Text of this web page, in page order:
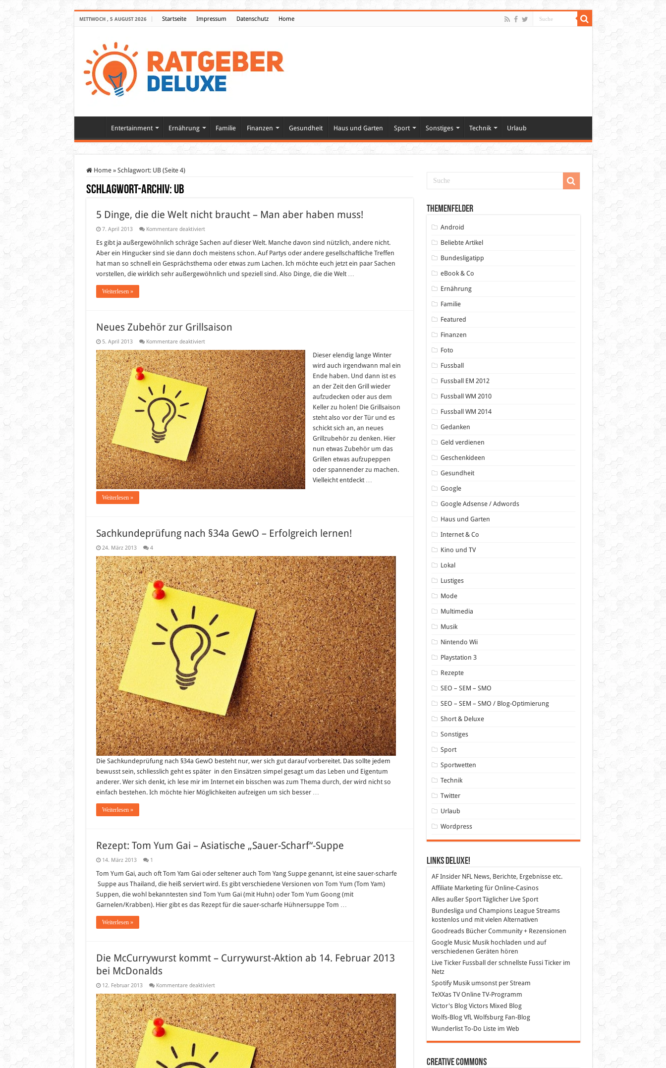
MITTWOCH , 5 AUGUST 2026 Startseite Impressum Datenschutz Home
Entertainment Ernährung Familie Finanzen Gesundheit Haus und Garten Sport Sonstiges Technik Urlaub
Home » Schlagwort: UB(Seite 4)
Schlagwort-Archiv: UB
5 Dinge, die die Welt nicht braucht – Man aber haben muss!
7. April 2013 Kommentare deaktiviertfür
Dinge,
die
Welt
nicht
braucht
Es gibt ja außergewöhnlich schräge Sachen auf dieser Welt. Manche davon sind nützlich, andere nicht.
Aber ein Hingucker sind sie dann doch meistens schon. Auf Partys oder andere gesellschaftliche Treffen
hat man so schnell ein Gesprächsthema oder etwas zum Lachen. Ich möchte euch jetzt ein paar Sachen
vorstellen, die wirklich sehr außergewöhnlich und speziell sind. Also Dinge, die die Welt …
Weiterlesen »
Neues Zubehör zur Grillsaison
5. April 2013 Kommentare deaktiviertfür
Zubehör
zur
Grillsaison
Dieser elendig lange Winter
wird auch irgendwann mal ein
Ende haben. Und dann ist es
an der Zeit den Grill wieder
aufzudecken oder aus dem
Keller zu holen! Die Grillsaison
steht also vor der Tür und es
schickt sich an, an neues
Grillzubehör zu denken. Hier
nun etwas Zubehör um das
Grillen etwas aufzupeppen
oder spannender zu machen.
Vielleicht entdeckt …
Weiterlesen »
Sachkundeprüfung nach §34a GewO – Erfolgreich lernen!
24. März 2013 4
Die Sachkundeprüfung nach §34a GewO besteht nur, wer sich gut darauf vorbereitet. Das sollte jedem
bewusst sein, schliesslich geht es später in den Einsätzen simpel gesagt um das Leben und Eigentum
anderer. Wer sich denkt, ich lese mir im Internet ein bisschen was zum Thema durch, der wird nicht so
einfach bestehen. Ich möchte hier Möglichkeiten aufzeigen um sich besser …
Weiterlesen »
Rezept: Tom Yum Gai – Asiatische „Sauer-Scharf“-Suppe
14. März 2013 1
Tom Yum Gai, auch oft Tom Yam Gai oder seltener auch Tom Yang Suppe genannt, ist eine sauer-scharfe
Suppe aus Thailand, die heiß serviert wird. Es gibt verschiedene Versionen von Tom Yum (Tom Yam)
Suppen, die wohl bekanntesten sind Tom Yum Gai (mit Huhn) oder Tom Yum Goong (mit
Garnelen/Krabben). Hier gibt es das Rezept für die sauer-scharfe Hühnersuppe Tom …
Weiterlesen »
Die McCurrywurst kommt – Currywurst-Aktion ab 14. Februar 2013
bei McDonalds
12. Februar 2013 Kommentare deaktiviertfür
McCurrywurst
kommt
–
Currywurst-
Aktion
ab
14.
Februar
2013
bei
McDonalds
Themenfelder
Android
Beliebte Artikel
Bundesligatipp
eBook & Co
Ernährung
Familie
Featured
Finanzen
Foto
Fussball
Fussball EM 2012
Fussball WM 2010
Fussball WM 2014
Gedanken
Geld verdienen
Geschenkideen
Gesundheit
Google
Google Adsense / Adwords
Haus und Garten
Internet & Co
Kino und TV
Lokal
Lustiges
Mode
Multimedia
Musik
Nintendo Wii
Playstation 3
Rezepte
SEO – SEM – SMO
SEO – SEM – SMO / Blog-Optimierung
Short & Deluxe
Sonstiges
Sport
Sportwetten
Technik
Twitter
Urlaub
Wordpress
Links DeLuXe!
AF InsiderNFL News, Berichte, Ergebnisse etc.
Affiliate Marketingfür Online-Casinos
Alles außer SportTäglicher Live Sport
Bundesliga und Champions League Streams
kostenlos und mit vielen Alternativen
GoodreadsBücher Community + Rezensionen
Google MusicMusik hochladen und auf
verschiedenen Geräten hören
Live Ticker Fussball
der schnellste Fussi Ticker im
Netz
SpotifyMusik umsonst per Stream
TeXXas TVOnline TV-Programm
Victor's BlogVictors Mixed Blog
Wolfs-BlogVfL Wolfsburg Fan-Blog
WunderlistTo-Do Liste im Web
Creative Commons